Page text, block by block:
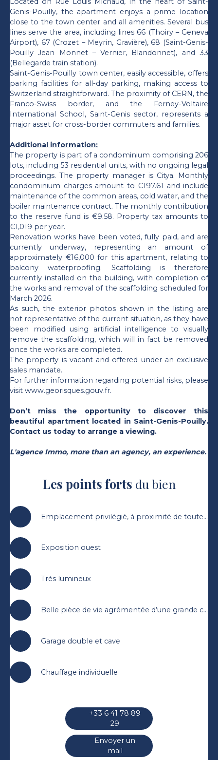
Genis-Pouilly, the apartment enjoys a prime location
close to the town center and all amenities. Several bus
lines serve the area, including lines 66 (Thoiry – Geneva
Airport), 67 (Crozet – Meyrin, Gravière), 68 (Saint-Genis-
Pouilly Jean Monnet – Vernier, Blandonnet), and 33
(Bellegarde train station).
Saint-Genis-Pouilly town center, easily accessible, offers
parking facilities for all-day parking, making access to
Switzerland straightforward. The proximity of CERN, the
Franco-Swiss border, and the Ferney-Voltaire
International School, Saint-Genis sector, represents a
major asset for cross-border commuters and families.
Additional information:
The property is part of a condominium comprising 206
lots, including 53 residential units, with no ongoing legal
proceedings. The property manager is Citya. Monthly
condominium charges amount to €197.61 and include
maintenance of the common areas, cold water, and the
boiler maintenance contract. The monthly contribution
to the reserve fund is €9.58. Property tax amounts to
€1,019 per year.
Renovation works have been voted, fully paid, and are
currently underway, representing an amount of
approximately €16,000 for this apartment, relating to
balcony waterproofing. Scaffolding is therefore
currently installed on the building, with completion of
the works and removal of the scaffolding scheduled for
March 2026.
As such, the exterior photos shown in the listing are
not representative of the current situation, as they have
been modified using artificial intelligence to visually
remove the scaffolding, which will in fact be removed
once the works are completed.
The property is vacant and offered under an exclusive
sales mandate.
For further information regarding potential risks, please
visit www.georisques.gouv.fr.
Don’t miss the opportunity to discover this
beautiful apartment located in Saint-Genis-Pouilly.
Contact us today to arrange a viewing.
L'agence Immo, more than an agency, an experience.
Les points forts du bien
Emplacement privilégié, à proximité de toutes les commodités, offrant un calme absolu.
Exposition ouest
Très lumineux
Belle pièce de vie agrémentée d’une grande cuisine fonctionnelle
Garage double et cave
Chauffage individuelle
+33 6 41 78 89
29
Envoyer un
mail